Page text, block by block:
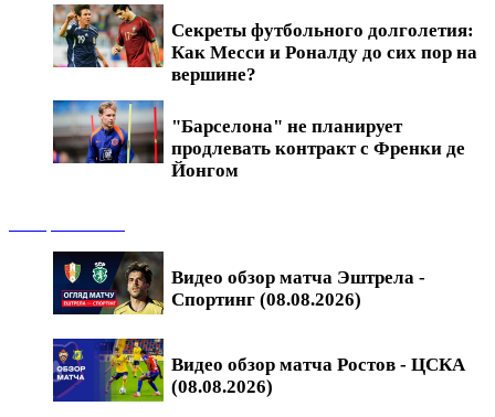
Секреты футбольного долголетия:
Как Месси и Роналду до сих пор на
вершине?
"Барселона" не планирует
продлевать контракт с Френки де
Йонгом
Видео обзор матча Эштрела -
Спортинг (08.08.2026)
Видео обзор матча Ростов - ЦСКА
(08.08.2026)